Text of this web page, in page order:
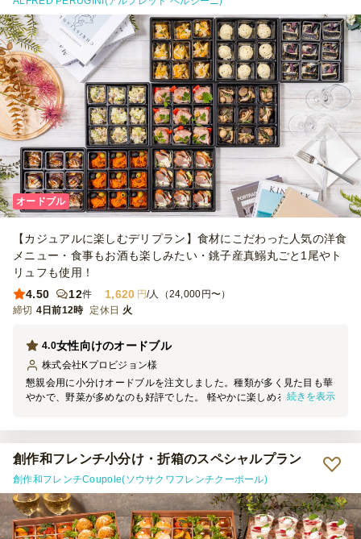
オードブル
【カジュアルに楽しむデリプラン】食材にこだわった人気の洋食
メニュー・食事もお酒も楽しみたい・銚子産真鰯丸ごと1尾やト
リュフも使用！
4.50
12件 1,620 円/人（24,000円〜）
締切 4日前12時 定休日 火
女性向けのオードブル
4.0
株式会社Kプロビジョン様
懇親会用に小分けオードブルを注文しました。種類が多く見た目も華
やかで、野菜が多めなのも好評でした。 軽やかに楽しめる内容で、
続きを表示
創作和フレンチ小分け・折箱のスペシャルプラン
創作和フレンチCoupole(ソウサクワフレンチクーポール)